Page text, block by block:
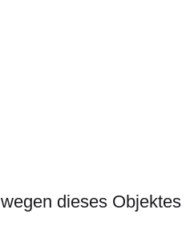
wegen dieses Objektes